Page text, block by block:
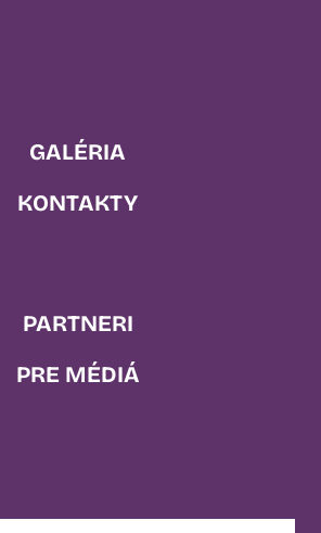
GALÉRIA
KONTAKTY
PARTNERI
PRE MÉDIÁ